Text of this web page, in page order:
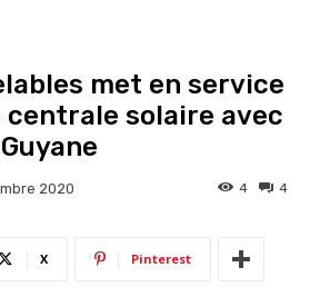
met en service
centrale solaire avec
2020 4
4
X Pinterest